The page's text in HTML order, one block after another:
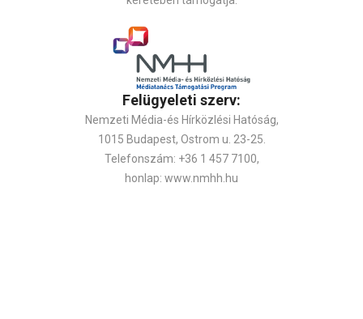
Felügyeleti szerv:
Nemzeti Média-és Hírközlési Hatóság,
1015 Budapest, Ostrom u. 23-25.
Telefonszám: +36 1 457 7100,
honlap: www.nmhh.hu